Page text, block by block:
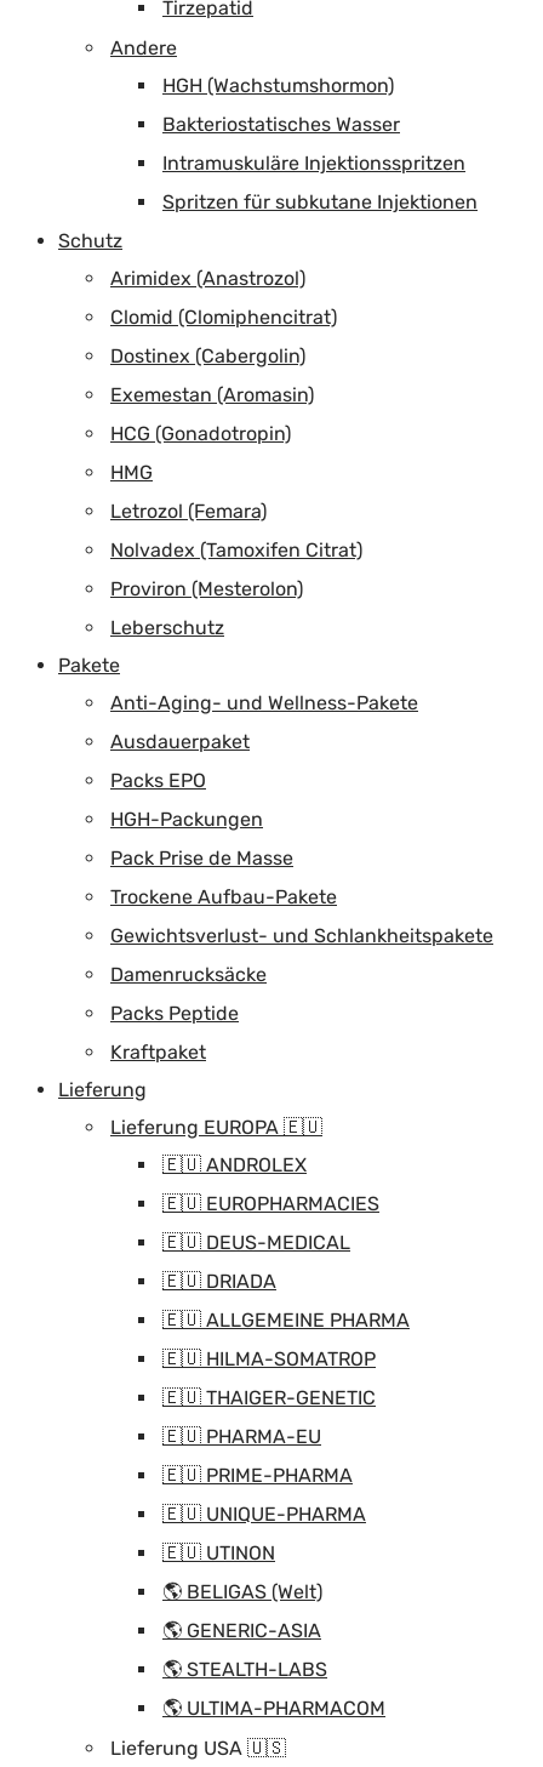
Tirzepatid
Andere
HGH (Wachstumshormon)
Bakteriostatisches Wasser
Intramuskuläre Injektionsspritzen
Spritzen für subkutane Injektionen
Schutz
Arimidex (Anastrozol)
Clomid (Clomiphencitrat)
Dostinex (Cabergolin)
Exemestan (Aromasin)
HCG (Gonadotropin)
HMG
Letrozol (Femara)
Nolvadex (Tamoxifen Citrat)
Proviron (Mesterolon)
Leberschutz
Pakete
Anti-Aging- und Wellness-Pakete
Ausdauerpaket
Packs EPO
HGH-Packungen
Pack Prise de Masse
Trockene Aufbau-Pakete
Gewichtsverlust- und Schlankheitspakete
Damenrucksäcke
Packs Peptide
Kraftpaket
Lieferung
Lieferung EUROPA 🇪🇺
🇪🇺 ANDROLEX
🇪🇺 EUROPHARMACIES
🇪🇺 DEUS-MEDICAL
🇪🇺 DRIADA
🇪🇺 ALLGEMEINE PHARMA
🇪🇺 HILMA-SOMATROP
🇪🇺 THAIGER-GENETIC
🇪🇺 PHARMA-EU
🇪🇺 PRIME-PHARMA
🇪🇺 UNIQUE-PHARMA
🇪🇺 UTINON
🌎 BELIGAS (Welt)
🌎 GENERIC-ASIA
🌎 STEALTH-LABS
🌎 ULTIMA-PHARMACOM
Lieferung USA 🇺🇸